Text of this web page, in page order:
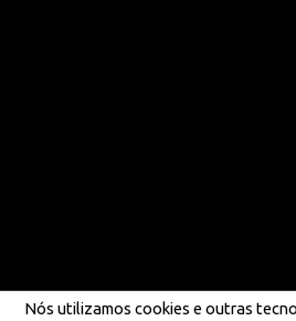
Nós utilizamos cookies e outras